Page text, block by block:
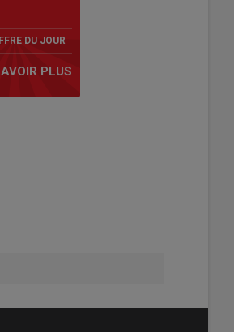
DU JOUR
PLUS